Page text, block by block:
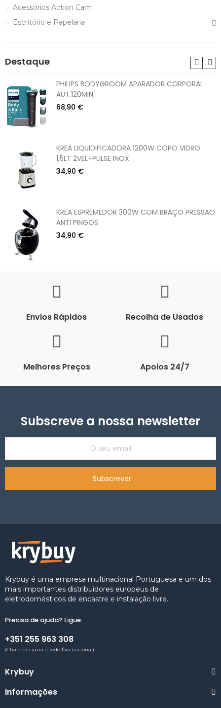
Acessórios Action Cam
Escritório e Papelaria
Destaque
PHILIPS BODYGROOM APARADOR CORPORAL
AUT.120MIN
68,90 €
KREA LIQUIDIFICADORA 1200W COPO VIDRO
1,5LT 2VEL+PULSE INOX
34,90 €
KREA ESPREMEDOR 300W COM BRAÇO PRESSAO
ANTI PINGOS
34,90 €
Envios Rápidos Recolha de Usados
Melhores Preços Apoios 24/7
Subscreve a nossa newsletter
Subscrever
Krybuy é uma empresa multinacional Portuguesa e um dos
mais importantes distribuidores europeus de
eletrodomésticos de encastre e instalação livre.
Precisa de ajuda? Ligue:
+351 255 963 308
(Chamada para a rede fixa nacional)
Krybuy
Informações